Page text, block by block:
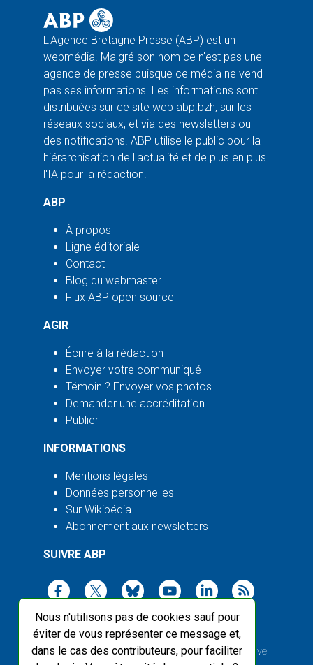
Nous n'utilisons pas de cookies sauf pour
éviter de vous représenter ce message et,
dans le cas des contributeurs, pour faciliter
L'Agence Bretagne Presse (ABP) est un
webmédia. Malgré son nom ce n'est pas une
agence de presse puisque ce média ne vend
pas ses informations. Les informations sont
distribuées sur ce site web abp.bzh, sur les
réseaux sociaux, et via des newsletters ou
des notifications. ABP utilise le public pour la
hiérarchisation de l'actualité et de plus en plus
l'IA pour la rédaction.
ABP
À propos
Ligne éditoriale
Contact
Blog du webmaster
Flux ABP open source
AGIR
Écrire à la rédaction
Envoyer votre communiqué
Témoin ? Envoyer vos photos
Demander une accréditation
Publier
INFORMATIONS
Mentions légales
Données personnelles
Sur Wikipédia
Abonnement aux newsletters
SUIVRE ABP
2003-2026 ©Agence Bretagne Presse, sauf Creative